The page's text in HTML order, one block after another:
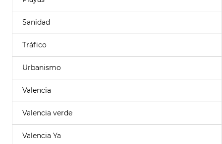
Sanidad
Tráfico
Urbanismo
Valencia
Valencia verde
Valencia Ya